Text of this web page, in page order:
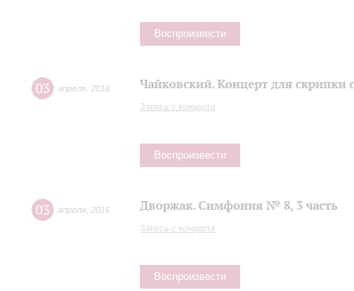
Воспроизвести
03 апреля 2016 Чайковский. Концерт для скрипки
Запись с концерта
Воспроизвести
03 апреля 2016 Дворжак. Симфония № 8, 3 часть
Запись с концерта
Воспроизвести